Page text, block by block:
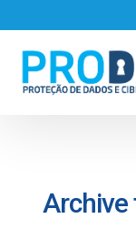
Archive